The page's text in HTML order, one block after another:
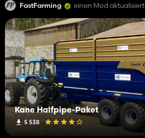
FastFarming einen Mod aktualisiert
Kane Halfpipe-Paket
5 538